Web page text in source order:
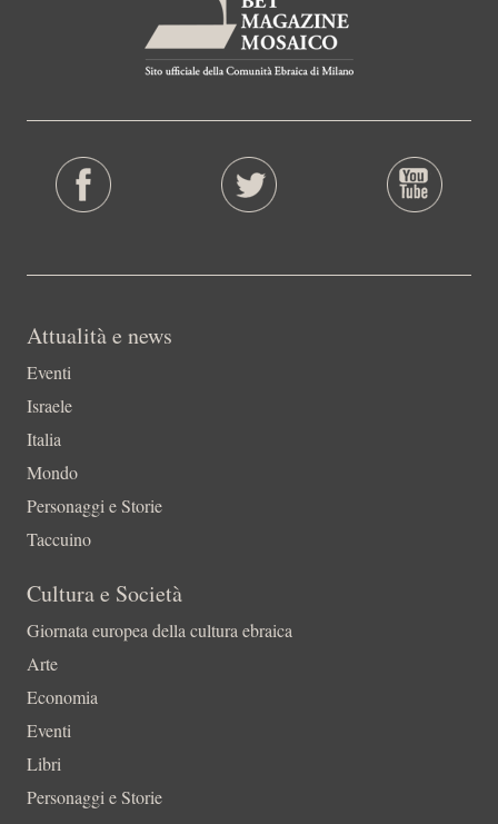
Attualità e news
Eventi
Israele
Italia
Mondo
Personaggi e Storie
Taccuino
Cultura e Società
Giornata europea della cultura ebraica
Arte
Economia
Eventi
Libri
Personaggi e Storie